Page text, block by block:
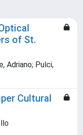
of St.
Adriano; Pulci,
Cultural